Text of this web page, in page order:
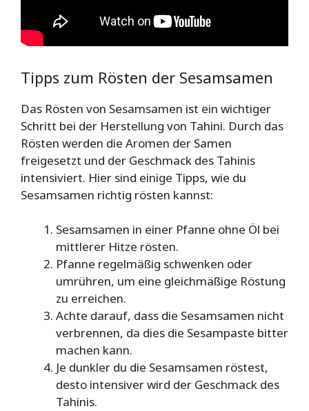
Tipps zum Rösten der Sesamsamen
Das Rösten von Sesamsamen ist ein wichtiger
Schritt bei der Herstellung von Tahini. Durch das
Rösten werden die Aromen der Samen
freigesetzt und der Geschmack des Tahinis
intensiviert. Hier sind einige Tipps, wie du
Sesamsamen richtig rösten kannst:
Sesamsamen in einer Pfanne ohne Öl bei
mittlerer Hitze rösten.
Pfanne regelmäßig schwenken oder
umrühren, um eine gleichmäßige Röstung
zu erreichen.
Achte darauf, dass die Sesamsamen nicht
verbrennen, da dies die Sesampaste bitter
machen kann.
Je dunkler du die Sesamsamen röstest,
desto intensiver wird der Geschmack des
Tahinis.